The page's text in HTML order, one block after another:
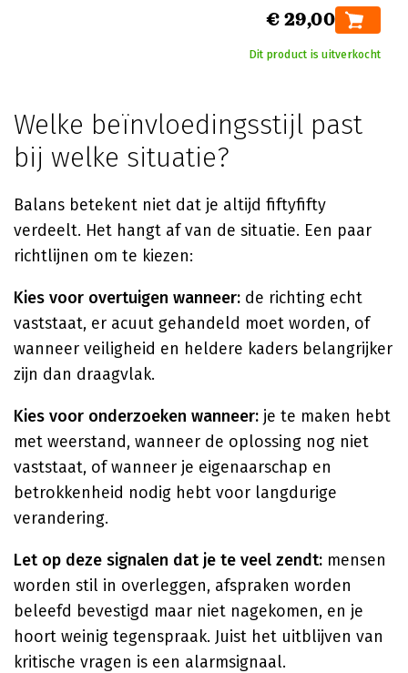
€ 29,00
Dit product is uitverkocht
Welke beïnvloedingsstijl past
bij welke situatie?
Balans betekent niet dat je altijd fiftyfifty
verdeelt. Het hangt af van de situatie. Een paar
richtlijnen om te kiezen:
Kies voor overtuigen wanneer: de richting echt
vaststaat, er acuut gehandeld moet worden, of
wanneer veiligheid en heldere kaders belangrijker
zijn dan draagvlak.
Kies voor onderzoeken wanneer: je te maken hebt
met weerstand, wanneer de oplossing nog niet
vaststaat, of wanneer je eigenaarschap en
betrokkenheid nodig hebt voor langdurige
verandering.
Let op deze signalen dat je te veel zendt: mensen
worden stil in overleggen, afspraken worden
beleefd bevestigd maar niet nagekomen, en je
hoort weinig tegenspraak. Juist het uitblijven van
kritische vragen is een alarmsignaal.